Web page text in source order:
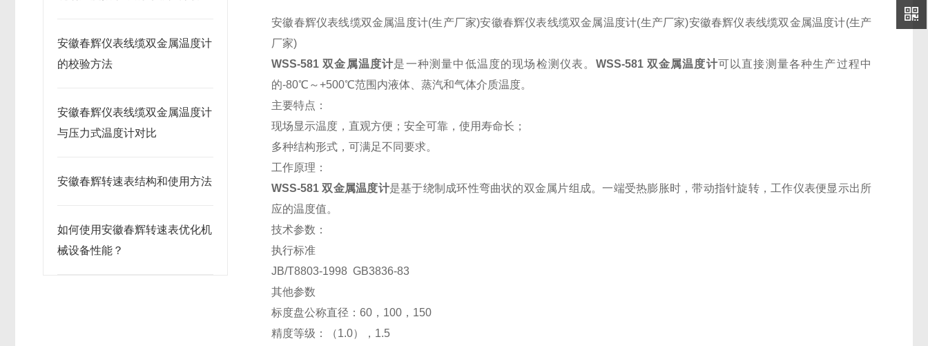
安徽春辉仪表线缆双金属温度计
的校验方法
安徽春辉仪表线缆双金属温度计
与压力式温度计对比
安徽春辉转速表结构和使用方法
如何使用安徽春辉转速表优化机
械设备性能？
安徽春辉仪表线缆双金属温度计(生产厂家)安徽春辉仪表线缆双金属温度计(生产厂家)安徽春辉仪表线缆双金属温度计(生产
厂家)
WSS-581 双金属温度计是一种测量中低温度的现场检测仪表。 WSS-581 双金属温度计可以直接测量各种生产过程中
的-80℃～+500℃范围内液体、蒸汽和气体介质温度。
主要特点：
现场显示温度，直观方便；安全可靠，使用寿命长；
多种结构形式，可满足不同要求。
工作原理：
WSS-581 双金属温度计是基于绕制成环性弯曲状的双金属片组成。一端受热膨胀时，带动指针旋转，工作仪表便显示出所
应的温度值。
技术参数：
执行标准
JB/T8803-1998 GB3836-83
其他参数
标度盘公称直径：60，100，150
精度等级：（1.0），1.5